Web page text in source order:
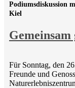
Podiumsdiskussion
Kiel
Für Sonntag, den
Freunde und